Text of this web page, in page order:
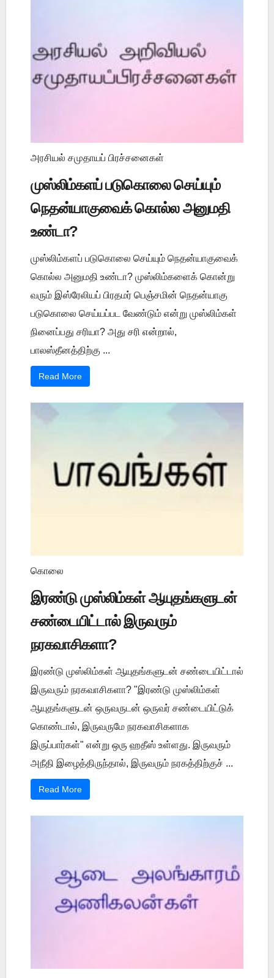
அரசியல் சமுதாயப் பிரச்சனைகள்
முஸ்லிம்களப் படுகொலை செய்யும்
நெதன்யாகுவைக் கொல்ல அனுமதி
உண்டா?
முஸ்லிம்களப் படுகொலை செய்யும் நெதன்யாகுவைக்
கொல்ல அனுமதி உண்டா? முஸ்லிம்களைக் கொன்று
வரும் இஸ்ரேலியப் பிரதமர் பெஞ்சமின் நெதன்யாகு
படுகொலை செய்யப்பட வேண்டும் என்று முஸ்லிம்கள்
நினைப்பது சரியா? அது சரி என்றால்,
பாலஸ்தீனத்திற்கு ...
Read More
கொலை
இரண்டு முஸ்லிம்கள் ஆயுதங்களுடன்
சண்டையிட்டால் இருவரும்
நரகவாசிகளா?
இரண்டு முஸ்லிம்கள் ஆயுதங்களுடன் சண்டையிட்டால்
இருவரும் நரகவாசிகளா? "இரண்டு முஸ்லிம்கள்
ஆயுதங்களுடன் ஒருவருடன் ஒருவர் சண்டையிட்டுக்
கொண்டால், இருவருமே நரகவாசிகளாக
இருப்பார்கள்" என்று ஒரு ஹதீஸ் உள்ளது. இருவரும்
அநீதி இழைத்திருந்தால், இருவரும் நரகத்திற்குச் ...
Read More